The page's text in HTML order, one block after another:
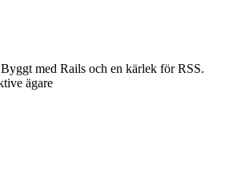
med Rails och en kärlek för RSS.
ägare